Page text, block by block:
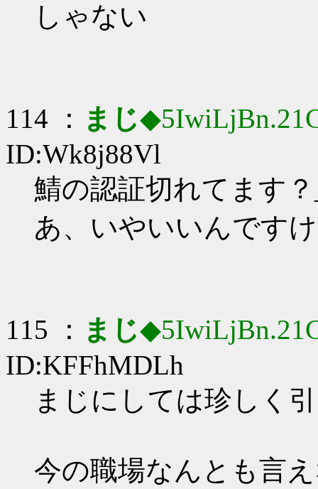
しゃない
114 ： まじ
ID:Wk8j88Vl
鯖の認証切れてます？
あ、いやいいんです
115 ： まじ
ID:KFFhMDLh
まじにしては珍しく
今の職場なんとも言